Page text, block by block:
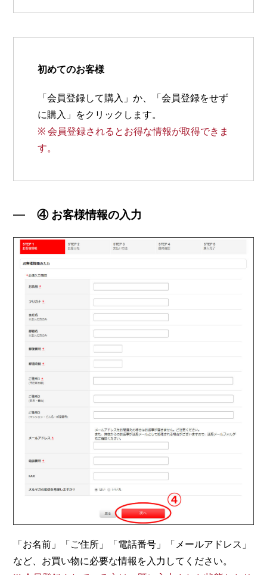
初めてのお客様
「会員登録して購入」か、「会員登録をせず
に購入」をクリックします。
※ 会員登録されるとお得な情報が取得できま
す。
④ お客様情報の入力
「お名前」「ご住所」「電話番号」「メールアドレス」
など、お買い物に必要な情報を入力してください。